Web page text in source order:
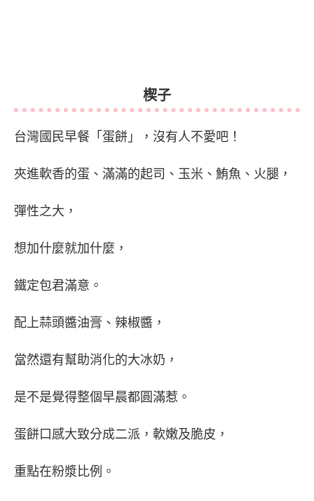
楔子
台灣國民早餐「蛋餅」，沒有人不愛吧！
夾進軟香的蛋、滿滿的起司、玉米、鮪魚、火腿，
彈性之大，
想加什麼就加什麼，
鐵定包君滿意。
配上蒜頭醬油膏、辣椒醬，
當然還有幫助消化的大冰奶，
是不是覺得整個早晨都圓滿惹。
蛋餅口感大致分成二派，軟嫩及脆皮，
重點在粉漿比例。